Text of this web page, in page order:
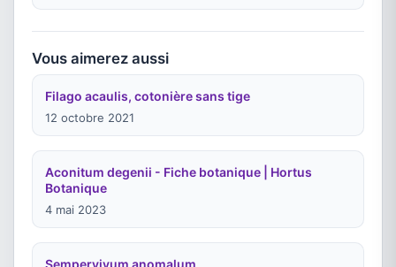
Vous aimerez aussi
Filago acaulis, cotonière sans tige
12 octobre 2021
Aconitum degenii - Fiche botanique | Hortus
Botanique
4 mai 2023
Sempervivum anomalum